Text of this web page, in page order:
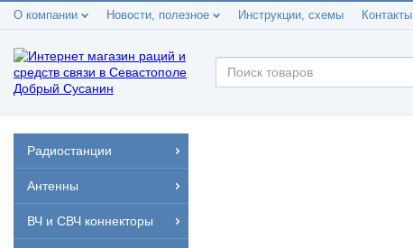
О компании Новости, полезное Инструкции, схемы Контакты
Радиостанции
Антенны
ВЧ и СВЧ коннекторы